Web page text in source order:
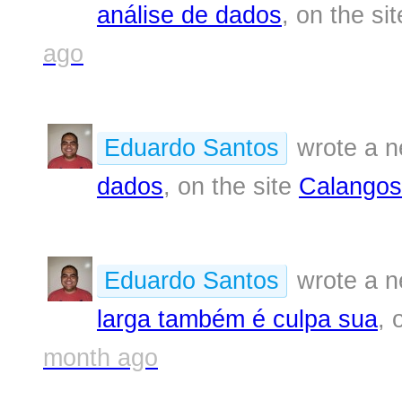
análise de dados, on the
ago
Eduardo Santos
wrote a
dados, on the site
Eduardo Santos
wrote a
larga também é culpa sua,
month ago